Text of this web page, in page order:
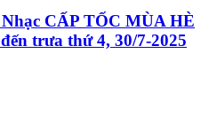
CẤP TỐC MÙA HÈ
trưa thứ 4, 30/7-2025